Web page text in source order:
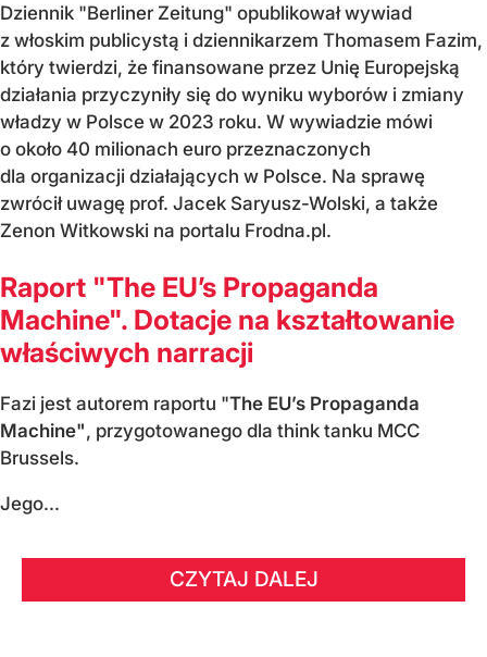
Dziennik "Berliner Zeitung" opublikował wywiad
z włoskim publicystą i dziennikarzem Thomasem Fazim,
który twierdzi, że finansowane przez Unię Europejską
działania przyczyniły się do wyniku wyborów i zmiany
władzy w Polsce w 2023 roku. W wywiadzie mówi
o około 40 milionach euro przeznaczonych
dla organizacji działających w Polsce. Na sprawę
zwrócił uwagę prof. Jacek Saryusz-Wolski, a także
Zenon Witkowski na portalu Frodna.pl.
Raport "The EU’s Propaganda
Machine". Dotacje na kształtowanie
właściwych narracji
Fazi jest autorem raportu "The EU’s Propaganda
Machine", przygotowanego dla think tanku MCC
Brussels.
Jego...
CZYTAJ DALEJ